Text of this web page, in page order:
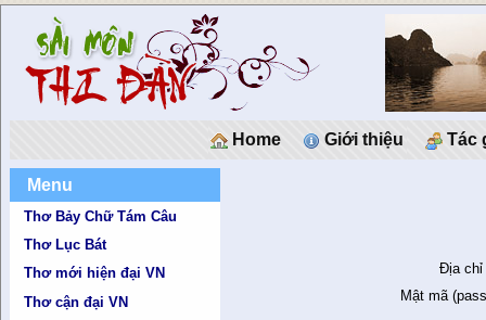
Home Giới thiệu Tác
Menu
Thơ Bảy Chữ Tám Câu
Thơ Lục Bát
Thơ mới hiện đại VN
Thơ cận đại VN
Địa chỉ
Mật mã